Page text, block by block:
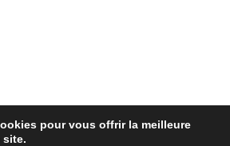
pour vous offrir la meilleure
site.